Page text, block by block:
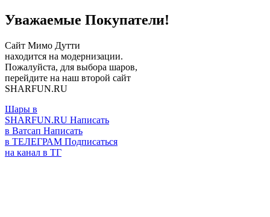
Уважаемые Покупатели!
Сайт Мимо Дутти
находится на модернизации.
Пожалуйста, для выбора шаров,
перейдите на наш второй сайт
SHARFUN.RU
Шары в
SHARFUN.RU Написать
в Ватсап Написать
в ТЕЛЕГРАМ Подписаться
на канал в ТГ